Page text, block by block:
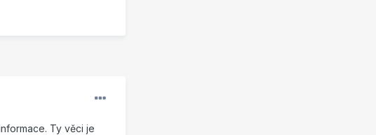
Ty věci je